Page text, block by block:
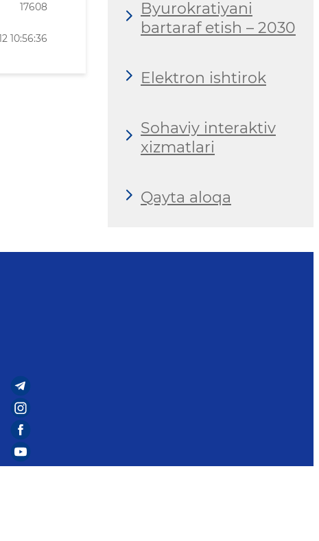
17608
10:56:36
Byurokratiyani
bartaraf etish – 2030
Elektron ishtirok
Sohaviy interaktiv
xizmatlari
Qayta aloqa